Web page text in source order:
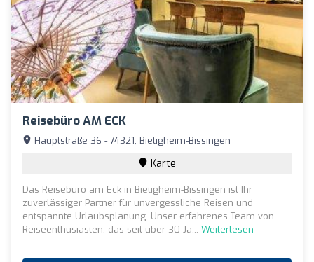
Reisebüro AM ECK
Hauptstraße 36 - 74321, Bietigheim-Bissingen
Karte
Das Reisebüro am Eck in Bietigheim-Bissingen ist Ihr
zuverlässiger Partner für unvergessliche Reisen und
entspannte Urlaubsplanung. Unser erfahrenes Team von
Reiseenthusiasten, das seit über 30 Ja... Weiterlesen